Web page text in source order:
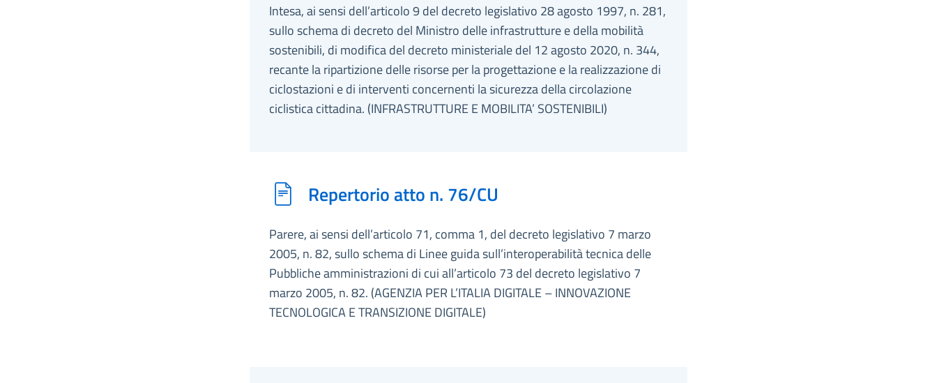
Intesa, ai sensi dell’articolo 9 del decreto legislativo 28 agosto 1997, n. 281,
sullo schema di decreto del Ministro delle infrastrutture e della mobilità
sostenibili, di modifica del decreto ministeriale del 12 agosto 2020, n. 344,
recante la ripartizione delle risorse per la progettazione e la realizzazione di
ciclostazioni e di interventi concernenti la sicurezza della circolazione
ciclistica cittadina. (INFRASTRUTTURE E MOBILITA’ SOSTENIBILI)
Repertorio atto n. 76/CU
Parere, ai sensi dell’articolo 71, comma 1, del decreto legislativo 7 marzo
2005, n. 82, sullo schema di Linee guida sull’interoperabilità tecnica delle
Pubbliche amministrazioni di cui all’articolo 73 del decreto legislativo 7
marzo 2005, n. 82. (AGENZIA PER L’ITALIA DIGITALE – INNOVAZIONE
TECNOLOGICA E TRANSIZIONE DIGITALE)